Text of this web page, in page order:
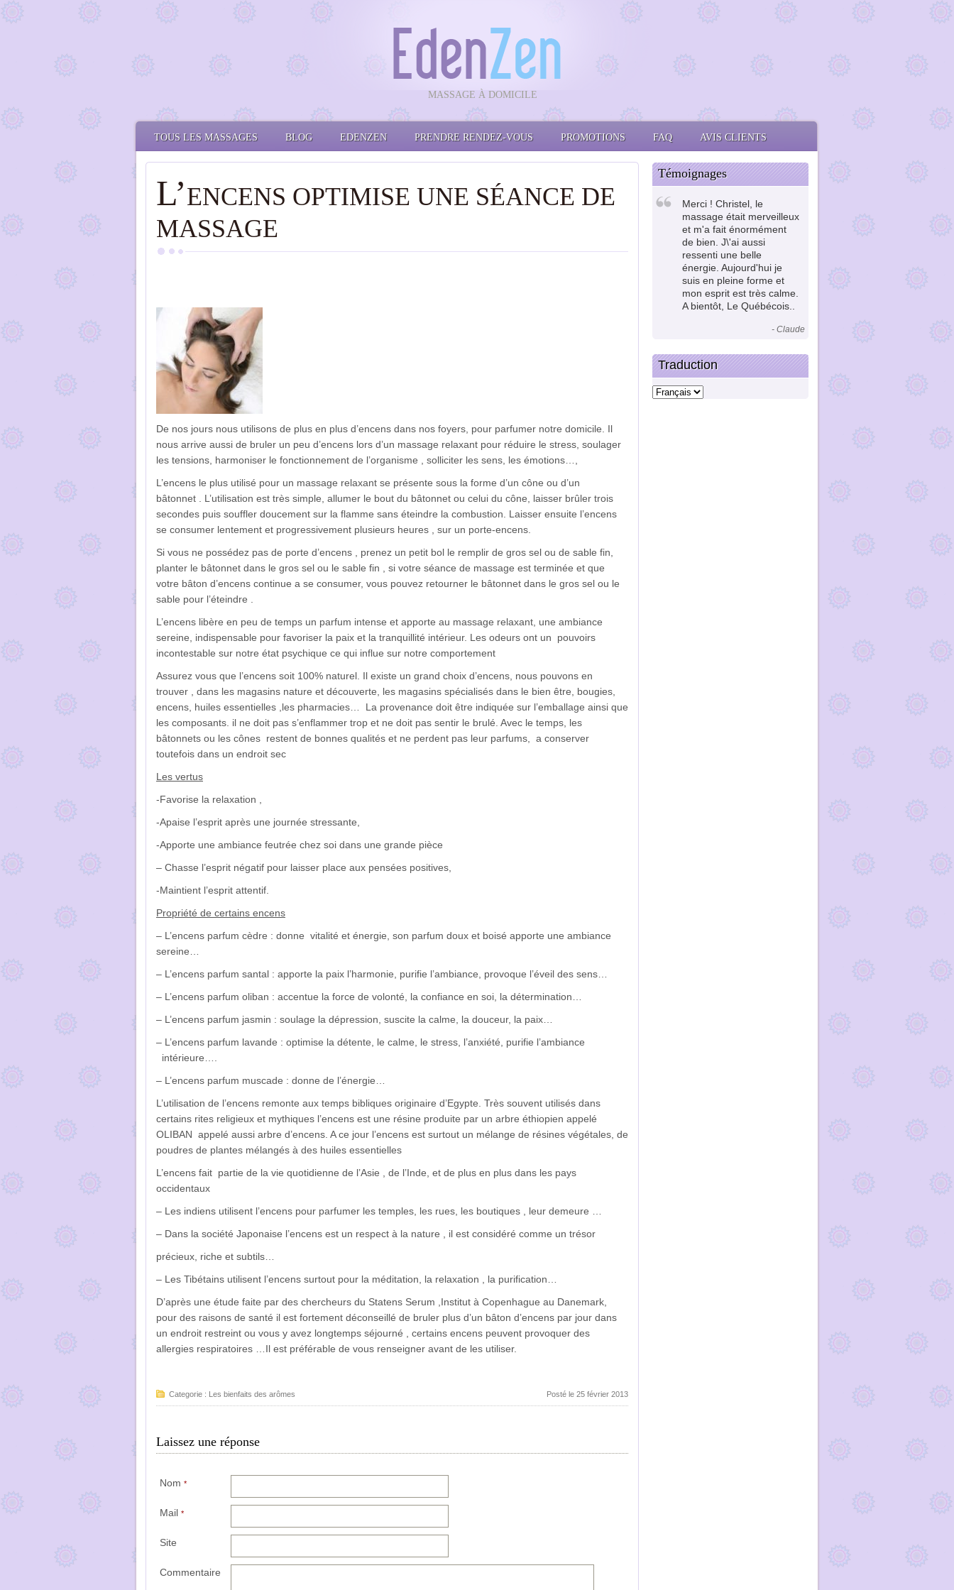
MASSAGE À DOMICILE
TOUS LES MASSAGES BLOG EDENZEN PRENDRE RENDEZ-VOUS PROMOTIONS FAQ AVIS CLIENTS
L’ENCENS OPTIMISE UNE SÉANCE DE
MASSAGE
De nos jours nous utilisons de plus en plus d’encens dans nos foyers, pour parfumer notre domicile. Il
nous arrive aussi de bruler un peu d’encens lors d’un massage relaxant pour réduire le stress, soulager
les tensions, harmoniser le fonctionnement de l’organisme , solliciter les sens, les émotions…,
L’encens le plus utilisé pour un massage relaxant se présente sous la forme d’un cône ou d’un
bâtonnet . L’utilisation est très simple, allumer le bout du bâtonnet ou celui du cône, laisser brûler trois
secondes puis souffler doucement sur la flamme sans éteindre la combustion. Laisser ensuite l’encens
se consumer lentement et progressivement plusieurs heures , sur un porte-encens.
Si vous ne possédez pas de porte d’encens , prenez un petit bol le remplir de gros sel ou de sable fin,
planter le bâtonnet dans le gros sel ou le sable fin , si votre séance de massage est terminée et que
votre bâton d’encens continue a se consumer, vous pouvez retourner le bâtonnet dans le gros sel ou le
sable pour l’éteindre .
L’encens libère en peu de temps un parfum intense et apporte au massage relaxant, une ambiance
sereine, indispensable pour favoriser la paix et la tranquillité intérieur. Les odeurs ont un pouvoirs
incontestable sur notre état psychique ce qui influe sur notre comportement
Assurez vous que l’encens soit 100% naturel. Il existe un grand choix d’encens, nous pouvons en
trouver , dans les magasins nature et découverte, les magasins spécialisés dans le bien être, bougies,
encens, huiles essentielles ,les pharmacies… La provenance doit être indiquée sur l’emballage ainsi que
les composants. il ne doit pas s’enflammer trop et ne doit pas sentir le brulé. Avec le temps, les
bâtonnets ou les cônes restent de bonnes qualités et ne perdent pas leur parfums, a conserver
toutefois dans un endroit sec
Les vertus
-Favorise la relaxation ,
-Apaise l’esprit après une journée stressante,
-Apporte une ambiance feutrée chez soi dans une grande pièce
– Chasse l’esprit négatif pour laisser place aux pensées positives,
-Maintient l’esprit attentif.
Propriété de certains encens
– L’encens parfum cèdre : donne vitalité et énergie, son parfum doux et boisé apporte une ambiance
sereine…
– L’encens parfum santal : apporte la paix l’harmonie, purifie l’ambiance, provoque l’éveil des sens…
– L’encens parfum oliban : accentue la force de volonté, la confiance en soi, la détermination…
– L’encens parfum jasmin : soulage la dépression, suscite la calme, la douceur, la paix…
– L’encens parfum lavande : optimise la détente, le calme, le stress, l’anxiété, purifie l’ambiance
intérieure….
– L’encens parfum muscade : donne de l’énergie…
L’utilisation de l’encens remonte aux temps bibliques originaire d’Egypte. Très souvent utilisés dans
certains rites religieux et mythiques l’encens est une résine produite par un arbre éthiopien appelé
OLIBAN appelé aussi arbre d’encens. A ce jour l’encens est surtout un mélange de résines végétales, de
poudres de plantes mélangés à des huiles essentielles
L’encens fait partie de la vie quotidienne de l’Asie , de l’Inde, et de plus en plus dans les pays
occidentaux
– Les indiens utilisent l’encens pour parfumer les temples, les rues, les boutiques , leur demeure …
– Dans la société Japonaise l’encens est un respect à la nature , il est considéré comme un trésor
précieux, riche et subtils…
– Les Tibétains utilisent l’encens surtout pour la méditation, la relaxation , la purification…
D’après une étude faite par des chercheurs du Statens Serum ,Institut à Copenhague au Danemark,
pour des raisons de santé il est fortement déconseillé de bruler plus d’un bâton d’encens par jour dans
un endroit restreint ou vous y avez longtemps séjourné , certains encens peuvent provoquer des
allergies respiratoires …Il est préférable de vous renseigner avant de les utiliser.
Categorie : Les bienfaits des arômes Posté le 25 février 2013
Laissez une réponse
Nom *
Mail *
Site
Commentaire
Témoignages
Merci ! Christel, le
massage était merveilleux
et m'a fait énormément
de bien. J\'ai aussi
ressenti une belle
énergie. Aujourd'hui je
suis en pleine forme et
mon esprit est très calme.
A bientôt, Le Québécois..
- Claude
Traduction